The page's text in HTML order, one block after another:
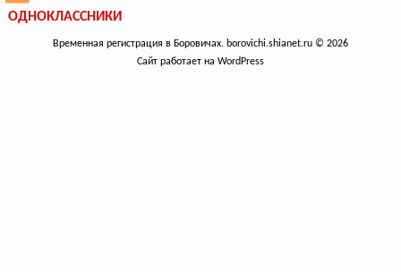
ОДНОКЛАССНИКИ
Временная регистрация в Боровичах. borovichi.shianet.ru © 2026
Сайт работает на WordPress